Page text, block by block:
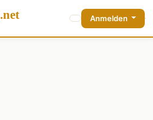
.net Anmelden